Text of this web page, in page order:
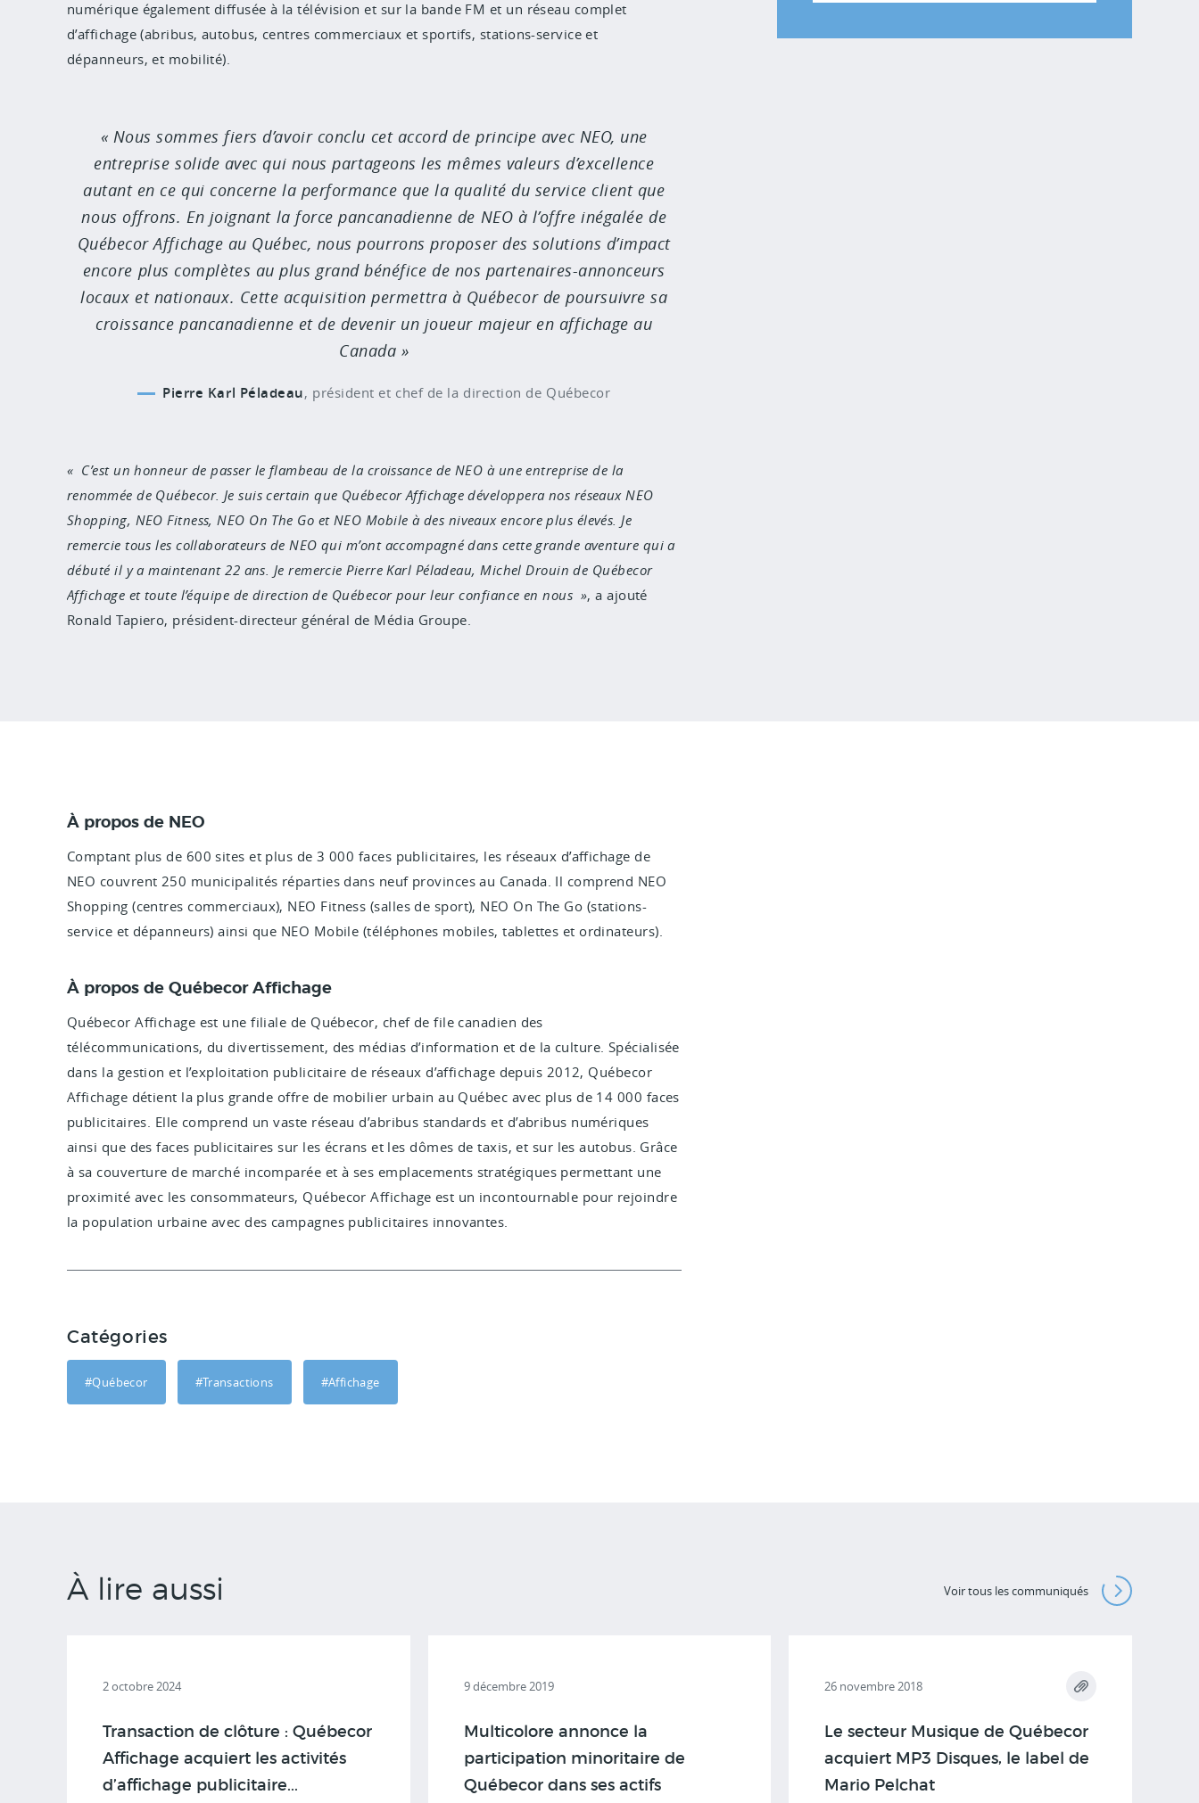
numérique également diffusée à la télévision et sur la bande FM et un réseau complet
d’affichage (abribus, autobus, centres commerciaux et sportifs, stations-service et
dépanneurs, et mobilité).
Nous sommes fiers d’avoir conclu cet accord de principe avec NEO, une
entreprise solide avec qui nous partageons les mêmes valeurs d’excellence
autant en ce qui concerne la performance que la qualité du service client que
nous offrons. En joignant la force pancanadienne de NEO à l’offre inégalée de
Québecor Affichage au Québec, nous pourrons proposer des solutions d’impact
encore plus complètes au plus grand bénéfice de nos partenaires-annonceurs
locaux et nationaux. Cette acquisition permettra à Québecor de poursuivre sa
croissance pancanadienne et de devenir un joueur majeur en affichage au
Canada
Pierre Karl Péladeau, président et chef de la direction de Québecor
C’est un honneur de passer le flambeau de la croissance de NEO à une entreprise de la
renommée de Québecor. Je suis certain que Québecor Affichage développera nos réseaux NEO
Shopping, NEO Fitness, NEO On The Go et NEO Mobile à des niveaux encore plus élevés. Je
remercie tous les collaborateurs de NEO qui m’ont accompagné dans cette grande aventure qui a
débuté il y a maintenant 22 ans. Je remercie Pierre Karl Péladeau, Michel Drouin de Québecor
Affichage et toute l’équipe de direction de Québecor pour leur confiance en nous
, a ajouté
Ronald Tapiero, président-directeur général de Média Groupe.
À propos de NEO
Comptant plus de 600 sites et plus de 3 000 faces publicitaires, les réseaux d’affichage de
NEO couvrent 250 municipalités réparties dans neuf provinces au Canada. Il comprend NEO
Shopping (centres commerciaux), NEO Fitness (salles de sport), NEO On The Go (stations-
service et dépanneurs) ainsi que NEO Mobile (téléphones mobiles, tablettes et ordinateurs).
À propos de Québecor Affichage
Québecor Affichage est une filiale de Québecor, chef de file canadien des
télécommunications, du divertissement, des médias d’information et de la culture. Spécialisée
dans la gestion et l’exploitation publicitaire de réseaux d’affichage depuis 2012, Québecor
Affichage détient la plus grande offre de mobilier urbain au Québec avec plus de 14 000 faces
publicitaires. Elle comprend un vaste réseau d’abribus standards et d’abribus numériques
ainsi que des faces publicitaires sur les écrans et les dômes de taxis, et sur les autobus. Grâce
à sa couverture de marché incomparée et à ses emplacements stratégiques permettant une
proximité avec les consommateurs, Québecor Affichage est un incontournable pour rejoindre
la population urbaine avec des campagnes publicitaires innovantes.
Catégories
#Québecor #Transactions #Affichage
À lire aussi Voir tous les communiqués
2 octobre 2024
Transaction de clôture : Québecor
Affichage acquiert les activités
d’affichage publicitaire...
9 décembre 2019
Multicolore annonce la
participation minoritaire de
Québecor dans ses actifs
26 novembre 2018
Le secteur Musique de Québecor
acquiert MP3 Disques, le label de
Mario Pelchat